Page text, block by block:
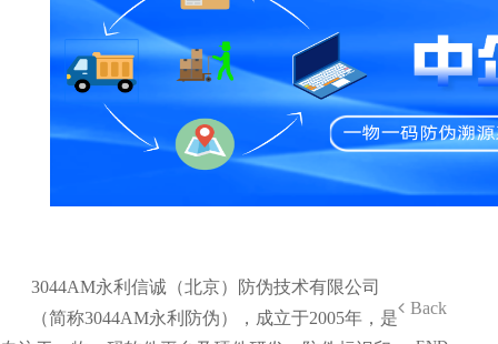
3044AM永利信诚（北京）防伪技术有限公司
（简称3044AM永利防伪），成立于2005年，是
Back